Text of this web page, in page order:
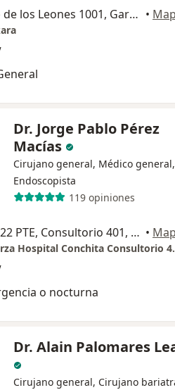
Avenida Paseo de los Leones 1001, García •
Dr. Jorge Pablo Pérez
Macías
Cirujano general, Médico general,
Endoscopista
119 opiniones
15 de Mayo 1822 PTE, Consultorio 401, Maria Luisa, Monterrey, Monterrey •
Christus
o nocturna
Dr. Alain Palomares
Cirujano general, Cirujano